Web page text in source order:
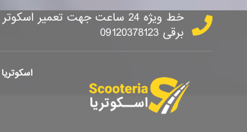
خط ویژه 24 ساعت جهت تعمیر اسکوتر
برقی 09120378123
اسکوتریا